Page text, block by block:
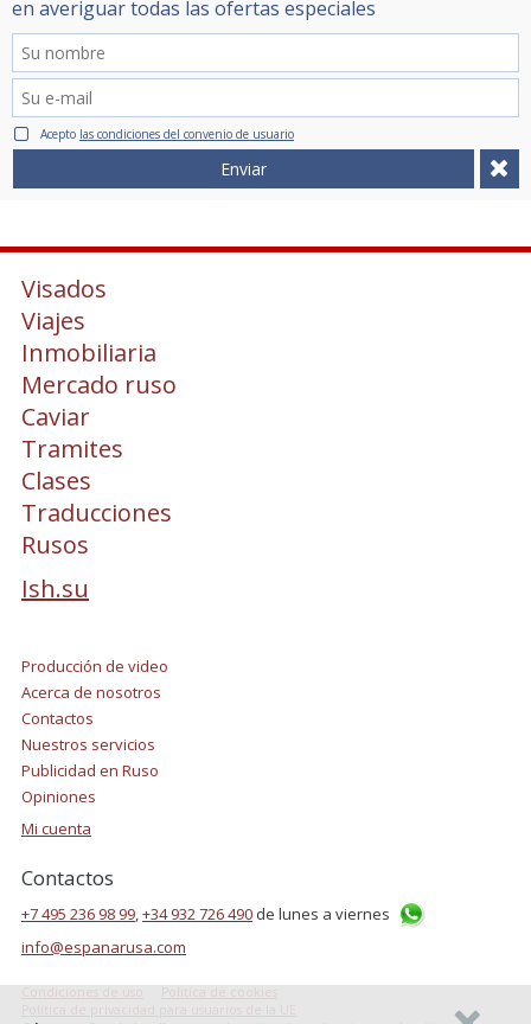
en averiguar todas las ofertas especiales
Acepto las condiciones del convenio de usuario
Enviar
Visados
Viajes
Inmobiliaria
Mercado ruso
Caviar
Tramites
Clases
Traducciones
Rusos
Ish.su
Producción de video
Acerca de nosotros
Contactos
Nuestros servicios
Publicidad en Ruso
Opiniones
Mi cuenta
Contactos
+7 495 236 98 99 +34 932 726 490 de lunes a viernes
info@espanarusa.com